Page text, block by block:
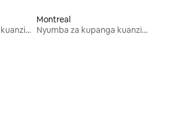
Nyumba za kupanga kuanzia mwezi mmoja
Montreal
Nyumba za kupanga kuanzia mwezi mmoja